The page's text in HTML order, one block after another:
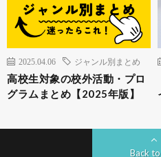
2025.04.06 ジャンル別まとめ
高校生対象の校外活動・プロ
グラムまとめ【2025年版】
Back